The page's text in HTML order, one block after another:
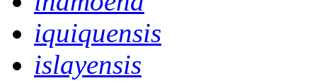
iquiquensis
islayensis